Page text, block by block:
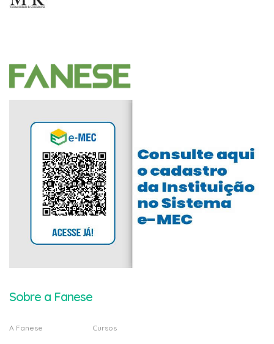
Sobre a Fanese
A Fanese Cursos